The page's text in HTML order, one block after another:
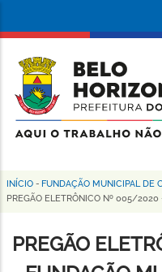
conteúdo
principal
da
Prefeitura
de
Horizonte
Trilha
navegação
INÍCIO - FUNDAÇÃO MUNICIPAL DE
PREGÃO ELETRÔNICO Nº 005/
PREGÃO